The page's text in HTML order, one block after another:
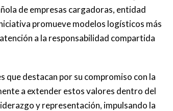
de empresas cargadoras, entidad
promueve modelos logísticos más
a la responsabilidad compartida
que destacan por su compromiso con la
a extender estos valores dentro del
y representación, impulsando la